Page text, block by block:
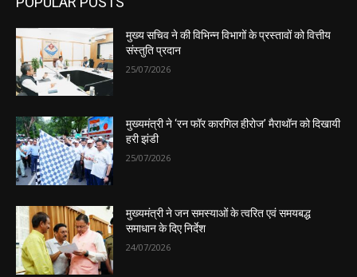
मुख्य सचिव ने की विभिन्न विभागों के प्रस्तावों को वित्तीय
संस्तुति प्रदान
25/07/2026
मुख्यमंत्री ने ‘रन फॉर कारगिल हीरोज’ मैराथॉन को दिखायी
हरी झंडी
25/07/2026
मुख्यमंत्री ने जन समस्याओं के त्वरित एवं समयबद्ध
समाधान के दिए निर्देश
24/07/2026